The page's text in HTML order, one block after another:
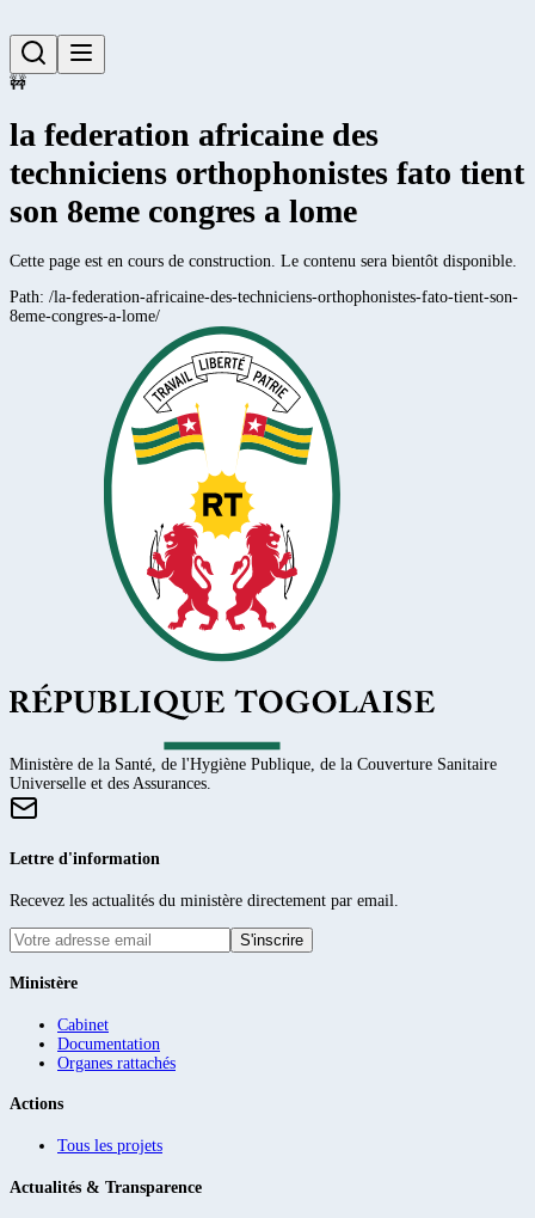
🚧
la federation africaine des
techniciens orthophonistes fato tient
son 8eme congres a lome
Cette page est en cours de construction. Le contenu sera bientôt disponible.
Path: /la-federation-africaine-des-techniciens-orthophonistes-fato-tient-son-
8eme-congres-a-lome/
Ministère de la Santé, de l'Hygiène Publique, de la Couverture Sanitaire
Universelle et des Assurances.
Lettre d'information
Recevez les actualités du ministère directement par email.
S'inscrire
Ministère
Cabinet
Documentation
Organes rattachés
Actions
Tous les projets
Actualités & Transparence